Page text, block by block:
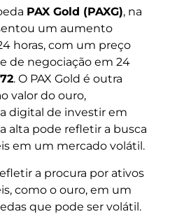
PAX Gold (PAXG), na
um aumento
horas, com um preço
de negociação em 24
. O PAX Gold é outra
valor do ouro,
digital de investir em
alta pode refletir a busca
em um mercado volátil.
a procura por ativos
como o ouro, em um
que pode ser volátil.